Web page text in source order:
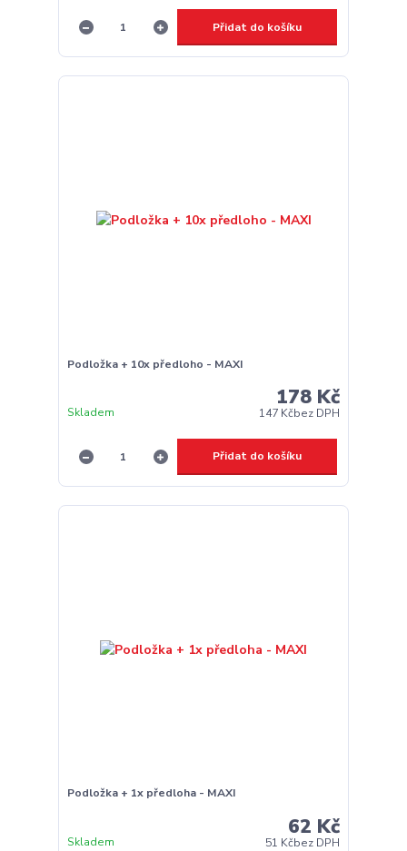
Přidat do košíku
Podložka + 10x předloho - MAXI
178 Kč
147 Kčbez DPH
Skladem
Přidat do košíku
Podložka + 1x předloha - MAXI
62 Kč
51 Kčbez DPH
Skladem